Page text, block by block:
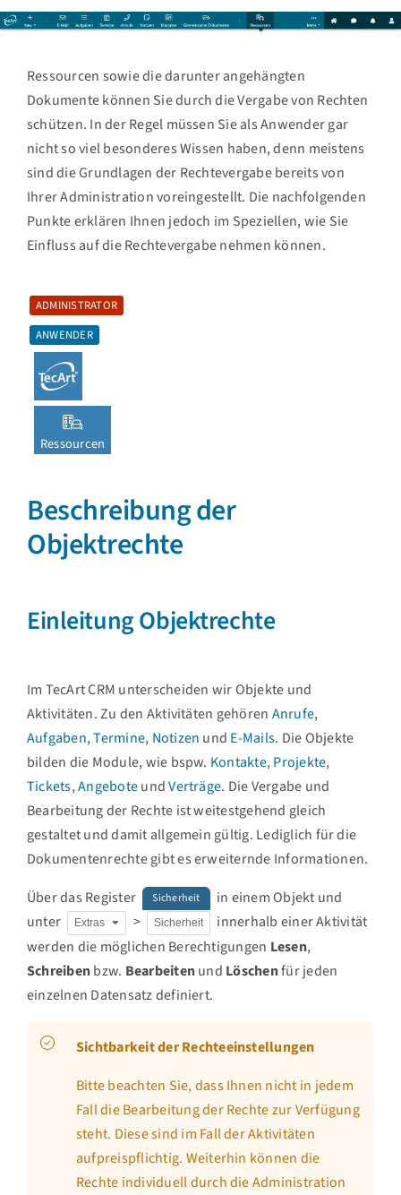
Ressourcen sowie die darunter angehängten
Dokumente können Sie durch die Vergabe von Rechten
schützen. In der Regel müssen Sie als Anwender gar
nicht so viel besonderes Wissen haben, denn meistens
sind die Grundlagen der Rechtevergabe bereits von
Ihrer Administration voreingestellt. Die nachfolgenden
Punkte erklären Ihnen jedoch im Speziellen, wie Sie
Einfluss auf die Rechtevergabe nehmen können.
ADMINISTRATOR
ANWENDER
Ressourcen
Beschreibung der
Objektrechte
Einleitung Objektrechte
Im TecArt CRM unterscheiden wir Objekte und
Aktivitäten. Zu den Aktivitäten gehören Anrufe,
Aufgaben,Termine, Notizen und E-Mails. Die Objekte
bilden die Module, wie bspw. Kontakte,Projekte,
Tickets,AngeboteundVerträge. Die Vergabe und
Bearbeitung der Rechte ist weitestgehend gleich
gestaltet und damit allgemein gültig. Lediglich für die
Dokumentenrechte gibt es erweiternde Informationen.
Über das Register
Sicherheit
in einem Objekt und
unter
Extras > Sicherheit
innerhalb einer Aktivität
werden die möglichen Berechtigungen Lesen,
Schreibenbzw. Bearbeitenund Löschenfür jeden
einzelnen Datensatz definiert.
Sichtbarkeit der Rechteeinstellungen
Bitte beachten Sie, dass Ihnen nicht in jedem
Fall die Bearbeitung der Rechte zur Verfügung
steht. Diese sind im Fall der Aktivitäten
aufpreispflichtig. Weiterhin können die
Rechte individuell durch die Administration